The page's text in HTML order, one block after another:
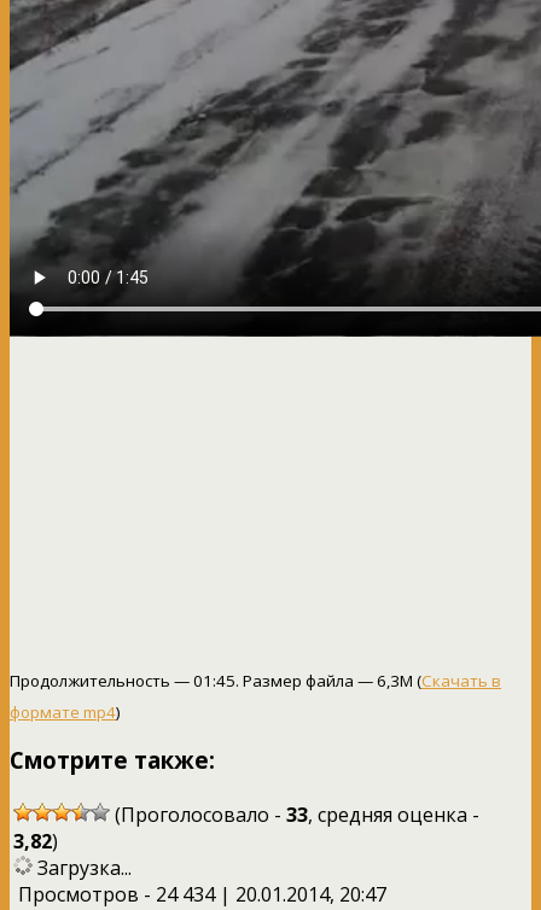
Продолжительность — 01:45. Размер файла — 6,3M (Скачать в
формате mp4)
Смотрите также:
(Проголосовало - 33, средняя оценка -
3,82)
Загрузка...
Просмотров - 24 434 | 20.01.2014, 20:47